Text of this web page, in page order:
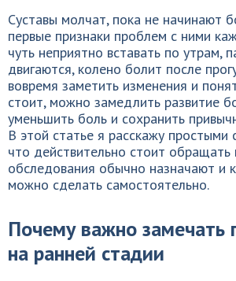
Суставы молчат, пока не начинают
первые признаки проблем с ними
чуть неприятно вставать по утрам,
двигаются, колено болит после
вовремя заметить изменения и
стоит, можно замедлить развитие
уменьшить боль и сохранить
В этой статье я расскажу простыми
что действительно стоит обращать
обследования обычно назначают и
можно сделать самостоятельно.
Почему важно замечать
на ранней стадии